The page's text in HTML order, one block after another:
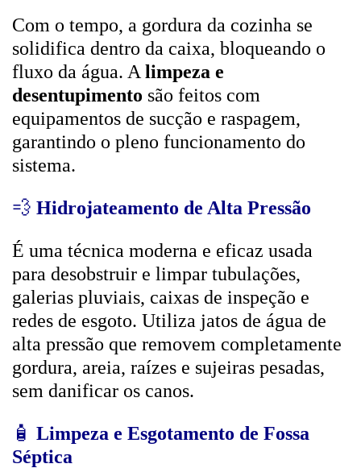
Com o tempo, a gordura da cozinha se
solidifica dentro da caixa, bloqueando o
fluxo da água. A limpeza e
desentupimento são feitos com
equipamentos de sucção e raspagem,
garantindo o pleno funcionamento do
sistema.
💨 Hidrojateamento de Alta Pressão
É uma técnica moderna e eficaz usada
para desobstruir e limpar tubulações,
galerias pluviais, caixas de inspeção e
redes de esgoto. Utiliza jatos de água de
alta pressão que removem completamente
gordura, areia, raízes e sujeiras pesadas,
sem danificar os canos.
🧴 Limpeza e Esgotamento de Fossa
Séptica